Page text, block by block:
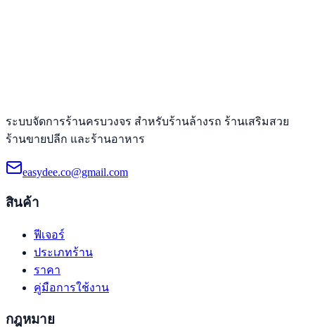
ระบบจัดการร้านครบวงจร สำหรับร้านล้างรถ ร้านเสริมสวย
ร้านขายปลีก และร้านอาหาร
easydee.co@gmail.com
สินค้า
ฟีเจอร์
ประเภทร้าน
ราคา
คู่มือการใช้งาน
กฎหมาย